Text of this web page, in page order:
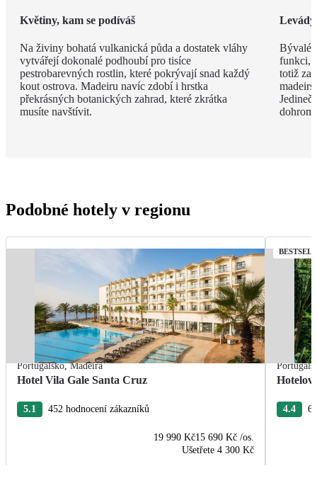
Květiny, kam se podíváš
Na živiny bohatá vulkanická půda a dostatek vláhy
vytvářejí dokonalé podhoubí pro tisíce
pestrobarevných rostlin, které pokrývají snad každý
kout ostrova. Madeiru navíc zdobí i hrstka
překrásných botanických zahrad, které zkrátka
musíte navštívit.
Levády
Bývalé
funkci,
totiž
Podobné hotely v regionu
Portugalsko,Madeira
Hotel Vila Gale Santa Cruz
5.1 452 hodnocení zákazníků
19 990 Kč15 690 Kč /os.
Ušetřete 4 300 Kč
4.4